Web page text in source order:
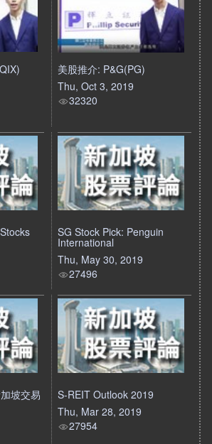
美股推介: P&G(PG)
Thu, Oct 3, 2019
32320
SG Stock Pick: Penguin
International
Thu, May 30, 2019
27496
坡交易
S-REIT Outlook 2019
Thu, Mar 28, 2019
27954